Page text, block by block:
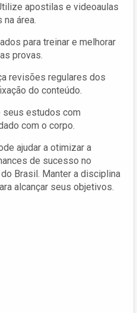
apostilas e videoaulas
área.
para treinar e melhorar
provas.
revisões regulares dos
do conteúdo.
seus estudos com
com o corpo.
ajudar a otimizar a
de sucesso no
Brasil. Manter a disciplina
alcançar seus objetivos.